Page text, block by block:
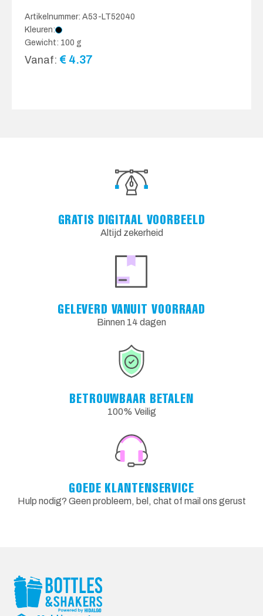
Artikelnummer: A53-LT52040
Kleuren:
Gewicht: 100 g
Vanaf: € 4.37
GRATIS DIGITAAL VOORBEELD
Altijd zekerheid
GELEVERD VANUIT VOORRAAD
Binnen 14 dagen
BETROUWBAAR BETALEN
100% Veilig
GOEDE KLANTENSERVICE
Hulp nodig? Geen probleem, bel, chat of mail ons gerust